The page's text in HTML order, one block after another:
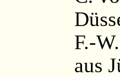
F.-
aus